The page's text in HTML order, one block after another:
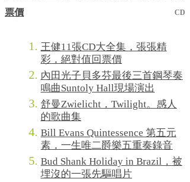
票價
CD
王健11張CD大全集，張張精
彩，絕對值回票價
內田光子貝多芬最後三首鋼琴奏
鳴曲Suntoly Hall現場演出
舒曼Zwielicht，Twilight。感人
的歌曲集
Bill Evans Quintessence 第五元
素，一生唯二爵樂五重奏錄音
Bud Shank Holiday in Brazil，被
埋沒的一張先驅唱片